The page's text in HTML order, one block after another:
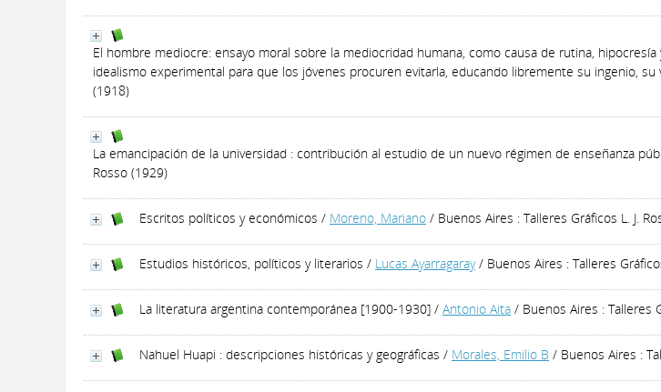
El hombre mediocre: ensayo moral sobre la mediocridad humana, como causa de rutina,
idealismo experimental para que los jóvenes procuren evitarla, educando libremente su ingenio, su
(1918)
La emancipación de la universidad : contribución al estudio de un nuevo régimen de enseñanza
Rosso (1929)
Escritos políticos y económicos / Moreno, Mariano / Buenos Aires : Talleres Gráficos L. J.
Estudios históricos, políticos y literarios / Lucas Ayarragaray/ Buenos Aires : Talleres
La literatura argentina contemporánea [1900-1930] / Antonio Aita / Buenos Aires : Talleres
Nahuel Huapi : descripciones históricas y geográficas / Morales, Emilio B / Buenos Aires :